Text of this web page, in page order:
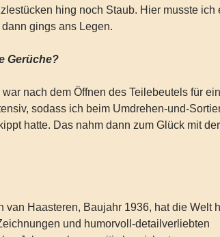
hing noch Staub. Hier musste ich
gings ans Legen.
Gerüche?
war nach dem Öffnen des Teilebeutels für
sodass ich beim Umdrehen-und-
hatte. Das nahm dann zum Glück mit
van Haasteren, Baujahr 1936, hat die Welt
und humorvoll-detailverliebten